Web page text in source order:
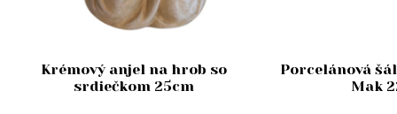
Krémový anjel na hrob so
srdiečkom 25cm
Porcelánová
Mak